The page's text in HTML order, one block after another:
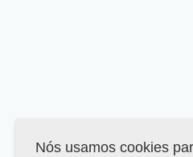
Nós usamos cookies